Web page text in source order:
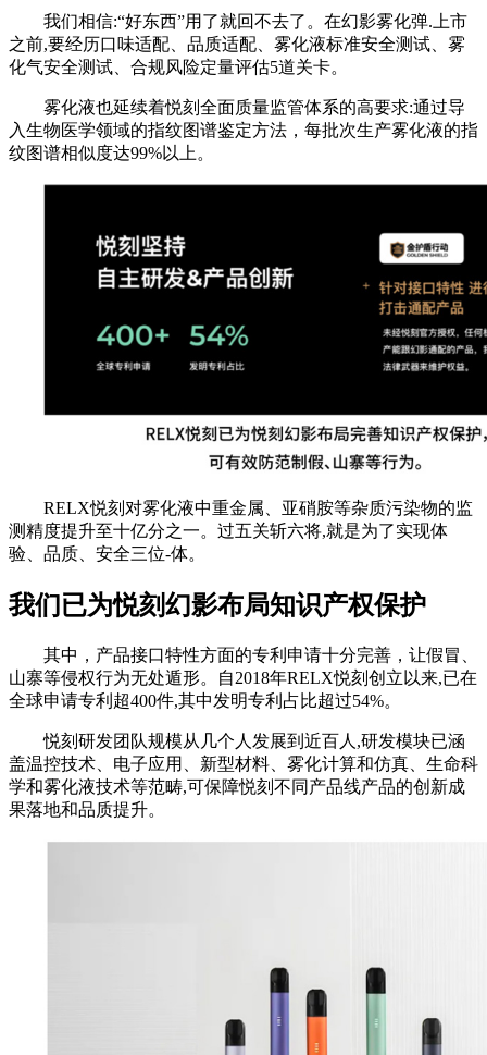
我们相信:“好东西”用了就回不去了。在幻影雾化弹.上市
之前,要经历口味适配、品质适配、雾化液标准安全测试、雾
化气安全测试、合规风险定量评估5道关卡。
雾化液也延续着悦刻全面质量监管体系的高要求:通过导
入生物医学领域的指纹图谱鉴定方法，每批次生产雾化液的指
纹图谱相似度达99%以上。
RELX悦刻对雾化液中重金属、亚硝胺等杂质污染物的监
测精度提升至十亿分之一。过五关斩六将,就是为了实现体
验、品质、安全三位-体。
我们已为悦刻幻影布局知识产权保护
其中，产品接口特性方面的专利申请十分完善，让假冒、
山寨等侵权行为无处遁形。自2018年RELX悦刻创立以来,已在
全球申请专利超400件,其中发明专利占比超过54%。
悦刻研发团队规模从几个人发展到近百人,研发模块已涵
盖温控技术、电子应用、新型材料、雾化计算和仿真、生命科
学和雾化液技术等范畴,可保障悦刻不同产品线产品的创新成
果落地和品质提升。